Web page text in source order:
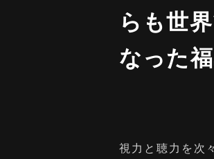
らも世
なった
視力と聴力を次